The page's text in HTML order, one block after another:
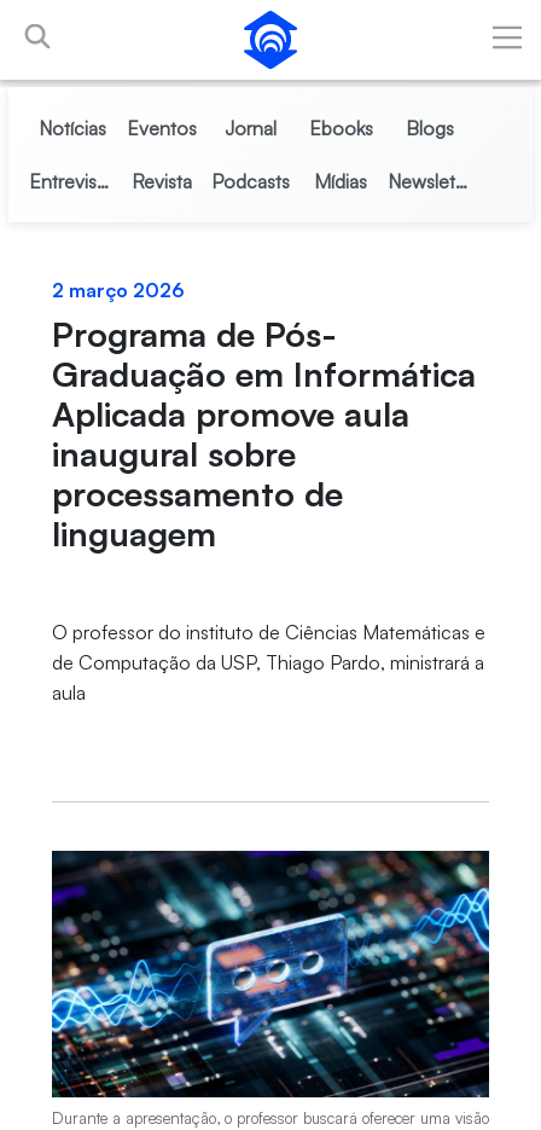
Pular para o Conteúdo principal
Notícias Eventos Jornal Ebooks Blogs
Entrevistas Revista Podcasts Mídias Newsletter
2 março 2026
Programa de Pós-
Graduação em Informática
Aplicada promove aula
inaugural sobre
processamento de
linguagem
O professor do instituto de Ciências Matemáticas e
de Computação da USP, Thiago Pardo, ministrará a
aula
Durante a apresentação, o professor buscará oferecer uma visão